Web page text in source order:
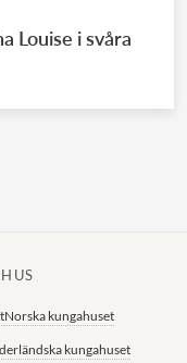
Louise i svåra
Norska kungahuset
kungahuset